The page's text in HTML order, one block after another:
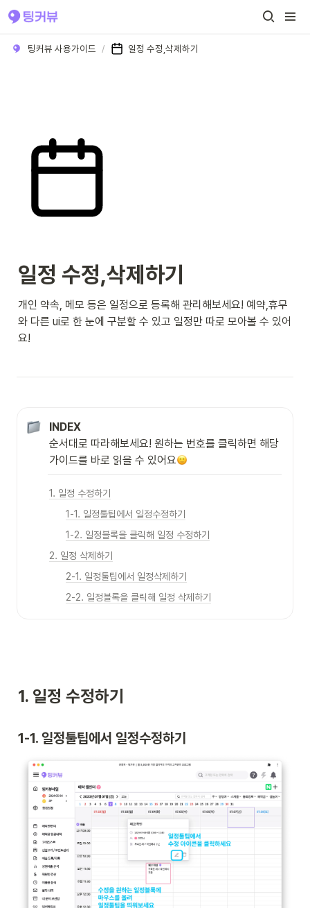
팅커뷰 사용가이드 / 일정 수정,삭제하기
일정 수정,삭제하기
개인 약속, 메모 등은 일정으로 등록해 관리해보세요! 예약,휴무
와 다른 ui로 한 눈에 구분할 수 있고 일정만 따로 모아볼 수 있어
요!
INDEX
순서대로 따라해보세요! 원하는 번호를 클릭하면 해당
가이드를 바로 읽을 수 있어요
1. 일정 수정하기
1-1. 일정툴팁에서 일정수정하기
1-2. 일정블록을 클릭해 일정 수정하기
2. 일정 삭제하기
2-1. 일정툴팁에서 일정삭제하기
2-2. 일정블록을 클릭해 일정 삭제하기
1. 일정 수정하기
1-1. 일정툴팁에서 일정수정하기